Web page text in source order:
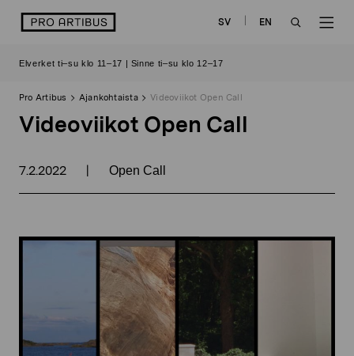
sisältöön
logo SV
EN
Elverket ti–su klo 11–17 | Sinne ti–su klo 12–17
Pro Artibus Ajankohtaista Videoviikot Open Call
Videoviikot Open Call
7.2.2022 | Open Call